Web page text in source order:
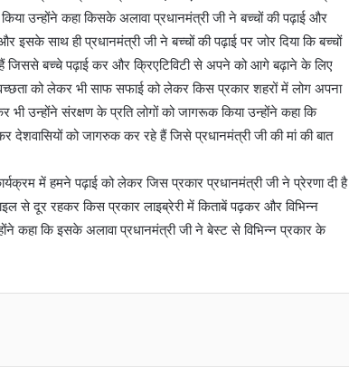
उन्होंने कहा किसके अलावा प्रधानमंत्री जी ने बच्चों की पढ़ाई और
इसके साथ ही प्रधानमंत्री जी ने बच्चों की पढ़ाई पर जोर दिया कि बच्चों
जिससे बच्चे पढ़ाई कर और क्रिएटिविटी से अपने को आगे बढ़ाने के लिए
को लेकर भी साफ सफाई को लेकर किस प्रकार शहरों में लोग अपना
उन्होंने संरक्षण के प्रति लोगों को जागरूक किया उन्होंने कहा कि
देशवासियों को जागरुक कर रहे हैं जिसे प्रधानमंत्री जी की मां की बात
में हमने पढ़ाई को लेकर जिस प्रकार प्रधानमंत्री जी ने प्रेरणा दी है
से दूर रहकर किस प्रकार लाइब्रेरी में किताबें पढ़कर और विभिन्न
कहा कि इसके अलावा प्रधानमंत्री जी ने बेस्ट से विभिन्न प्रकार के